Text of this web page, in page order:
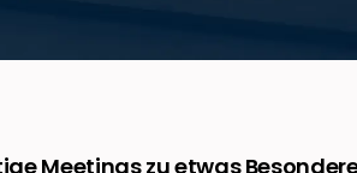
Meetings zu etwas